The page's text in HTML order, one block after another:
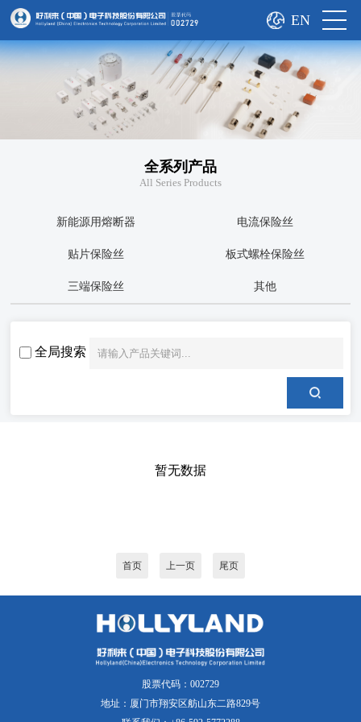
EN
全系列产品
All Series Products
新能源用熔断器 电流保险丝
贴片保险丝 板式螺栓保险丝
三端保险丝 其他
全局搜索
暂无数据
首页 上一页 尾页
股票代码：002729
地址：厦门市翔安区舫山东二路829号